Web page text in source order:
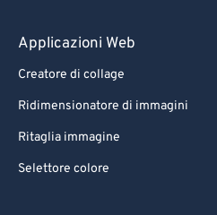
Applicazioni Web
Creatore di collage
Ridimensionatore di immagini
Ritaglia immagine
Selettore colore